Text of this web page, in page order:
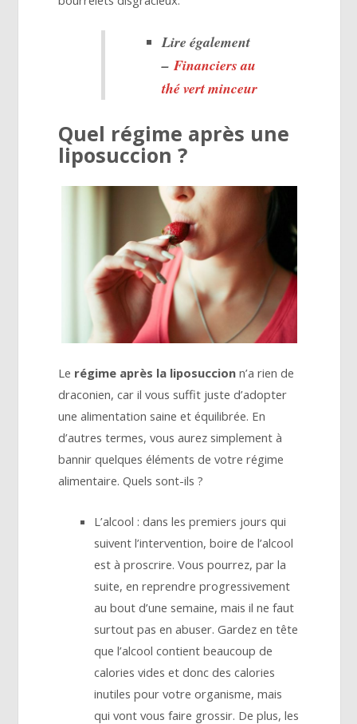
Lire également
–Financiers au
thé vert minceur
Quel régime après une
liposuccion ?
Le régime après la liposuccion n’a rien de
draconien, car il vous suffit juste d’adopter
une alimentation saine et équilibrée. En
d’autres termes, vous aurez simplement à
bannir quelques éléments de votre régime
alimentaire. Quels sont-ils ?
L’alcool : dans les premiers jours qui
suivent l’intervention, boire de l’alcool
est à proscrire. Vous pourrez, par la
suite, en reprendre progressivement
au bout d’une semaine, mais il ne faut
surtout pas en abuser. Gardez en tête
que l’alcool contient beaucoup de
calories vides et donc des calories
inutiles pour votre organisme, mais
qui vont vous faire grossir. De plus, les